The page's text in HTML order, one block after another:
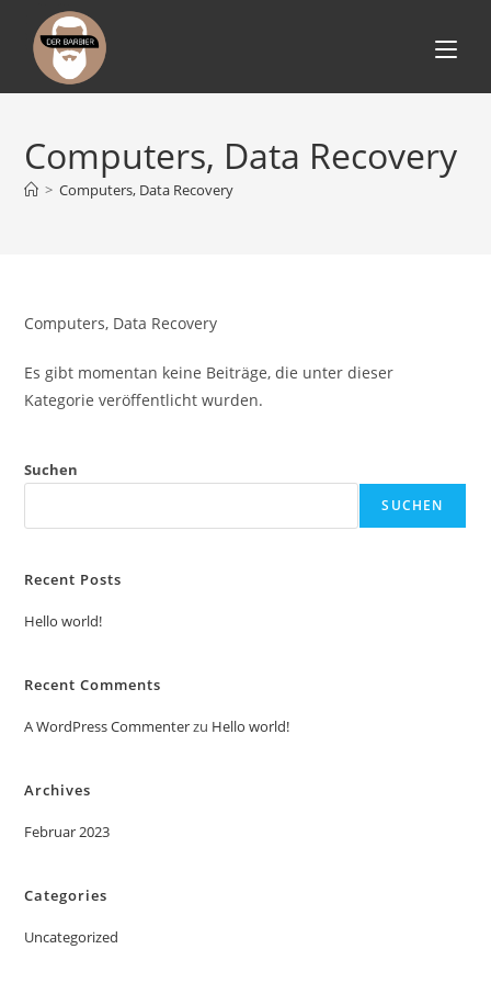
Inhalt
springen
Computers, Data Recovery
> Computers, Data Recovery
Computers, Data Recovery
Es gibt momentan keine Beiträge, die unter dieser
Kategorie veröffentlicht wurden.
Suchen
SUCHEN
Recent Posts
Hello world!
Recent Comments
A WordPress Commenterzu Hello world!
Archives
Februar 2023
Categories
Uncategorized